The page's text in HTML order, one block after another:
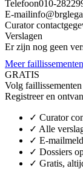
Telefoon010-
E-mail
Curator
Verslagen
Er zijn nog geen
Meer
GRATIS
Volg
Registreer en
✓ Curator
✓ Alle
✓ E-
✓ Dossiers
✓ Gratis,